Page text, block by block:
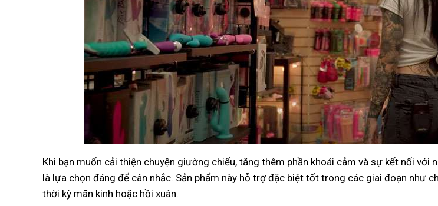
Khi bạn muốn cải thiện chuyện giường chiếu, tăng thêm phần khoái cảm và sự kết nối với
là lựa chọn đáng để cân nhắc. Sản phẩm này hỗ trợ đặc biệt tốt trong các giai đoạn như
thời kỳ mãn kinh hoặc hồi xuân.